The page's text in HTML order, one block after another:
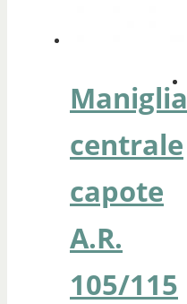
Maniglia
centrale
capote
A.R.
105/115